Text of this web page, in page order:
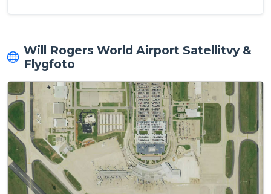
Will Rogers World Airport Satellitvy &
Flygfoto